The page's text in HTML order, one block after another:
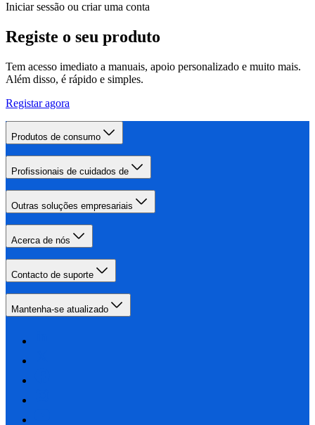
Iniciar sessão ou criar uma conta
Registe o seu produto
Tem acesso imediato a manuais, apoio personalizado e muito mais.
Além disso, é rápido e simples.
Registar agora
Produtos de consumo
Profissionais de cuidados de
Outras soluções empresariais
Acerca de nós
Contacto de suporte
Mantenha-se atualizado